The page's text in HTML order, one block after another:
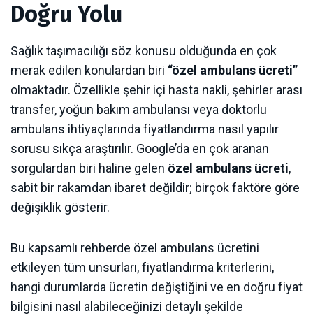
Doğru Yolu
Sağlık taşımacılığı söz konusu olduğunda en çok
merak edilen konulardan biri “özel ambulans ücreti”
olmaktadır. Özellikle şehir içi hasta nakli, şehirler arası
transfer, yoğun bakım ambulansı veya doktorlu
ambulans ihtiyaçlarında fiyatlandırma nasıl yapılır
sorusu sıkça araştırılır. Google’da en çok aranan
sorgulardan biri haline gelen özel ambulans ücreti,
sabit bir rakamdan ibaret değildir; birçok faktöre göre
değişiklik gösterir.
Bu kapsamlı rehberde özel ambulans ücretini
etkileyen tüm unsurları, fiyatlandırma kriterlerini,
hangi durumlarda ücretin değiştiğini ve en doğru fiyat
bilgisini nasıl alabileceğinizi detaylı şekilde